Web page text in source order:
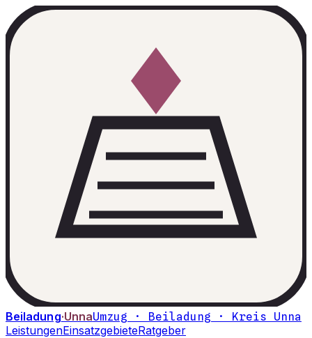
Beiladung·UnnaUmzug · Beiladung · Kreis Unna
LeistungenEinsatzgebieteRatgeber